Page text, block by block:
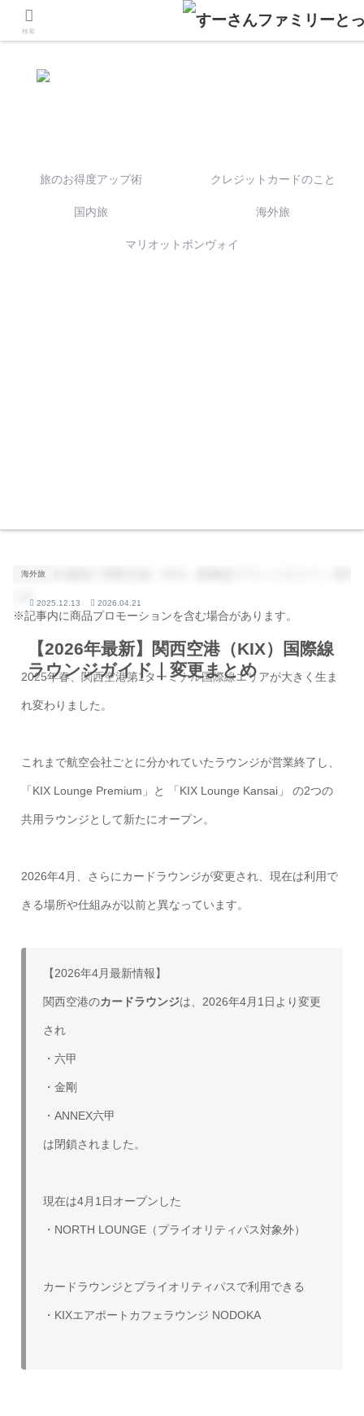
旅のお得度アップ術 クレジットカードのこと
国内旅 海外旅
マリオットボンヴォイ
【2026年最新】関西空港（KIX）国際線
ラウンジガイド｜変更まとめ
海外旅
2025.12.13 2026.04.21
※記事内に商品プロモーションを含む場合があります。
2025年春、関西空港第1ターミナル国際線エリアが大きく生ま
れ変わりました。
これまで航空会社ごとに分かれていたラウンジが営業終了し、
「KIX Lounge Premium」と 「KIX Lounge Kansai」 の2つの
共用ラウンジとして新たにオープン。
2026年4月、さらにカードラウンジが変更され、現在は利用で
きる場所や仕組みが以前と異なっています。
【2026年4月最新情報】
関西空港のカードラウンジは、2026年4月1日より変更
され
・六甲
・金剛
・ANNEX六甲
は閉鎖されました。
現在は4月1日オープンした
・NORTH LOUNGE（プライオリティパス対象外）
カードラウンジとプライオリティパスで利用できる
・KIXエアポートカフェラウンジ NODOKA
検索